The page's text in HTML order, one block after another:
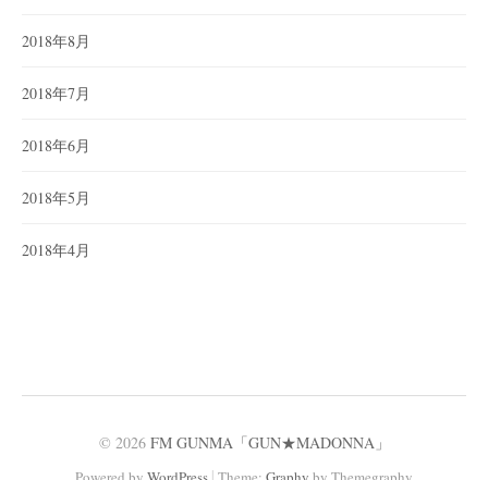
2018年8月
2018年7月
2018年6月
2018年5月
2018年4月
© 2026 FM GUNMA「GUN★MADONNA」
|